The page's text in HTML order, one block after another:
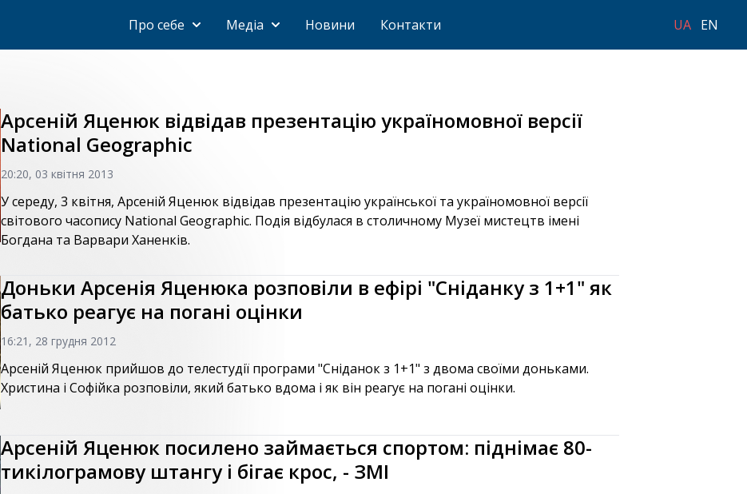
UA EN
Про себе Медіа Новини Контакти
Арсеній Яценюк відвідав презентацію україномовної версії
National Geographic
20:20, 03 квітня 2013
У середу, 3 квітня, Арсеній Яценюк відвідав презентацію української та україномовної версії
світового часопису National Geographic. Подія відбулася в столичному Музеї мистецтв імені
Богдана та Варвари Ханенків.
Доньки Арсенія Яценюка розповіли в ефірі "Сніданку з 1+1" як
батько реагує на погані оцінки
16:21, 28 грудня 2012
Арсеній Яценюк прийшов до телестудії програми "Сніданок з 1+1" з двома своїми доньками.
Христина і Софійка розповіли, який батько вдома і як він реагує на погані оцінки.
Арсеній Яценюк посилено займається спортом: піднімає 80-
тикілограмову штангу і бігає крос, - ЗМІ